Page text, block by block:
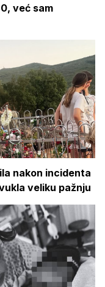
već sam
nakon incidenta
veliku pažnju